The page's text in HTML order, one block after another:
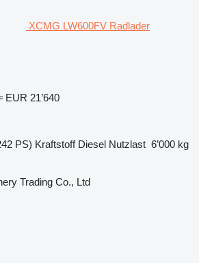
XCMG LW600FV Radlader
EUR 21’640
PS) Kraftstoff Diesel Nutzlast 6’000 kg
Trading Co., Ltd